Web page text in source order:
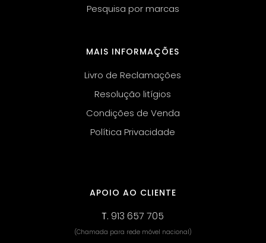
Pesquisa por marcas
MAIS INFORMAÇÕES
Livro de Reclamações
Resolução litígios
Condições de Venda
Política Privacidade
APOIO AO CLIENTE
T.913 657 705
(Chamada para rede móvel nacional)